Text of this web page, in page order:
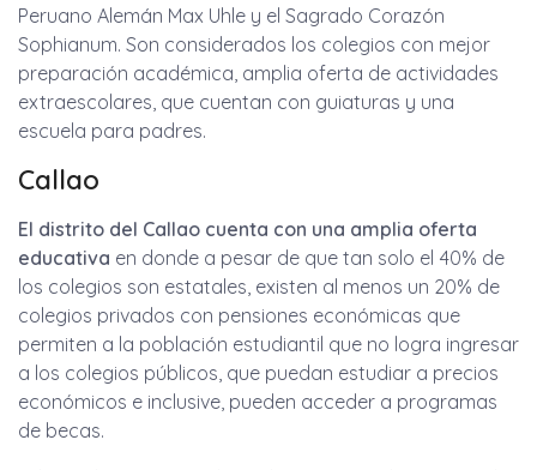
Peruano Alemán Max Uhle y el Sagrado Corazón
Sophianum. Son considerados los colegios con mejor
preparación académica, amplia oferta de actividades
extraescolares, que cuentan con guiaturas y una
escuela para padres.
Callao
El distrito del Callao cuenta con una amplia oferta
educativa en donde a pesar de que tan solo el 40% de
los colegios son estatales, existen al menos un 20% de
colegios privados con pensiones económicas que
permiten a la población estudiantil que no logra ingresar
a los colegios públicos, que puedan estudiar a precios
económicos e inclusive, pueden acceder a programas
de becas.